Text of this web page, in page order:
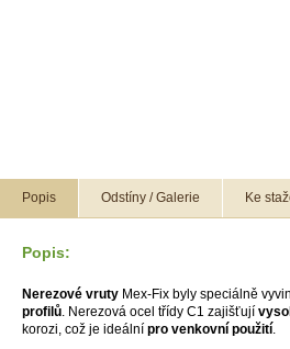
Popis Odstíny / Galerie Ke
Popis:
Nerezové vruty Mex-Fix byly speciálně
profilů. Nerezová ocel třídy C1 zajišťují
korozi, což je ideální pro venkovní použití.